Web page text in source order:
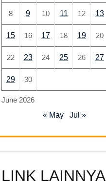
June 2026
8 9 10 11 12 13
15 16 17 18 19 20
22 23 24 25 26 27
29 30
« May Jul »
LINK LAINNYA